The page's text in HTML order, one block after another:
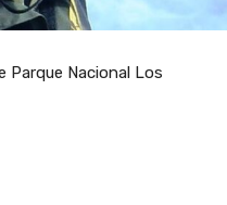
Parque Nacional Los